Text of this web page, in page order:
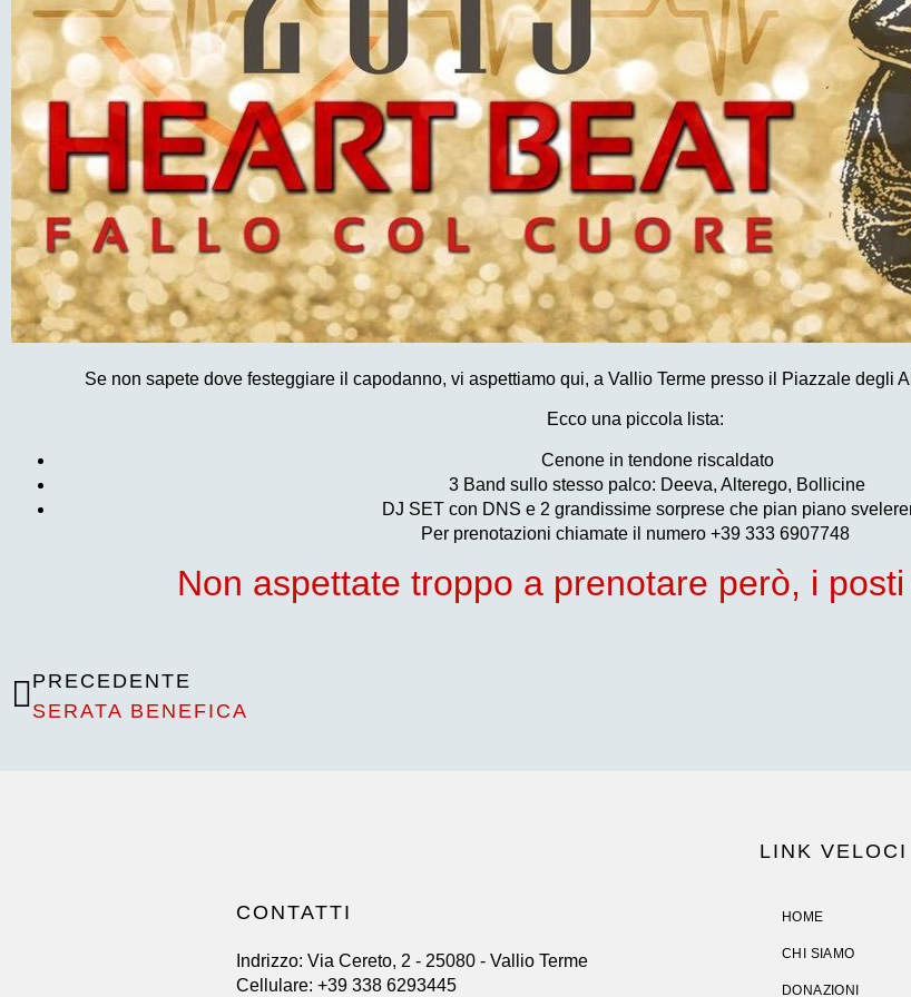
Se non sapete dove festeggiare il capodanno, vi aspettiamo qui, a Vallio Terme presso il Piazzale degli
Ecco una piccola lista:
Cenone in tendone riscaldato
3 Band sullo stesso palco: Deeva, Alterego, Bollicine
DJ SET con DNS e 2 grandissime sorprese che pian piano
Per prenotazioni chiamate il numero +39 333 6907748
Non aspettate troppo a prenotare però, i
PRECEDENTE
SERATA BENEFICA
CONTATTI
Indrizzo: Via Cereto, 2 - 25080 - Vallio Terme
Cellulare: +39 338 6293445
LINK VELOCI
HOME
CHI SIAMO
DONAZIONI